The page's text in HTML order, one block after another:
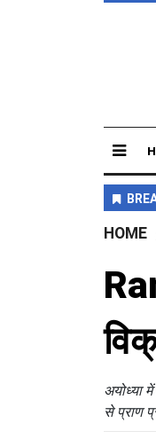
HOME
अयोध्या
से प्राण